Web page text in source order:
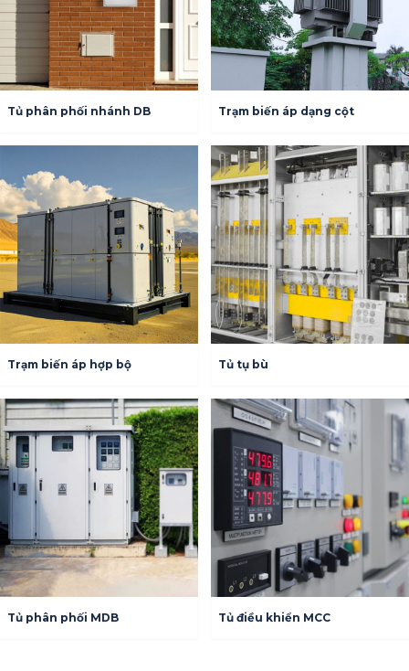
Tủ phân phối nhánh DB Trạm biến áp dạng cột
Trạm biến áp hợp bộ Tủ tụ bù
Tủ phân phối MDB Tủ điều khiển MCC